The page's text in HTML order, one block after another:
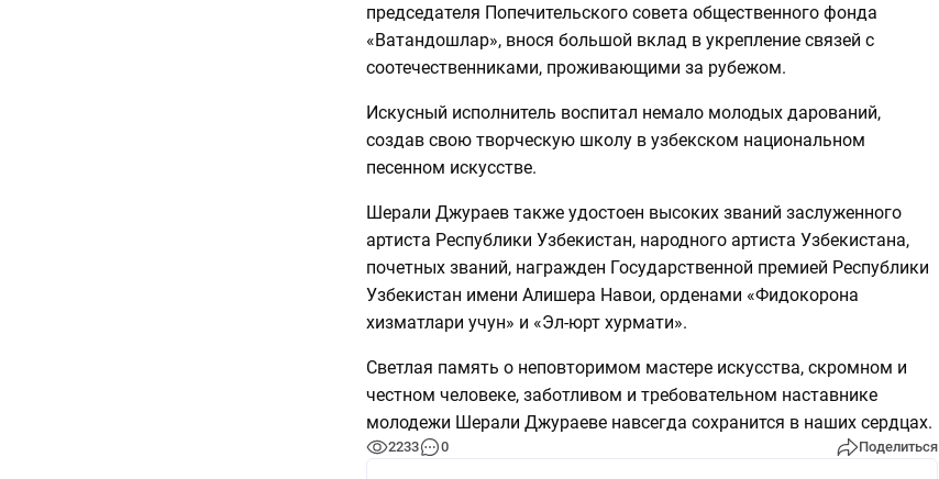
председателя Попечительского совета общественного фонда
«Ватандошлар», внося большой вклад в укрепление связей с
соотечественниками, проживающими за рубежом.
Искусный исполнитель воспитал немало молодых дарований,
создав свою творческую школу в узбекском национальном
песенном искусстве.
Шерали Джураев также удостоен высоких званий заслуженного
артиста Республики Узбекистан, народного артиста Узбекистана,
почетных званий, награжден Государственной премией Республики
Узбекистан имени Алишера Навои, орденами «Фидокорона
хизматлари учун» и «Эл-юрт хурмати».
Светлая память о неповторимом мастере искусства, скромном и
честном человеке, заботливом и требовательном наставнике
молодежи Шерали Джураеве навсегда сохранится в наших сердцах.
2233 0 Поделиться